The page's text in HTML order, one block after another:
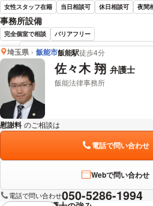
女性スタッフ在籍 当日相談可 休日相談可 夜間
事務所設備
完全個室で相談 バリアフリー
佐藤 智宏 弁護士の詳
埼玉県 飯能市飯能駅徒歩4分
佐々木 翔 弁護士
飯能法律事務所
慰謝料 のご相談は
電話で問い合わせ
Webで問い合わせ
電話で問い合わせ050-5286-1994